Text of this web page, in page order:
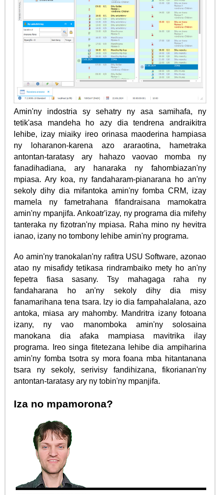
Amin'ny indostria sy sehatry ny asa samihafa, ny
tetik'asa mandeha ho azy dia tendrena andraikitra
lehibe, izay miaiky ireo orinasa maoderina hampiasa
ny loharanon-karena azo araraotina, hametraka
antontan-taratasy ary hahazo vaovao momba ny
fanadihadiana, ary hanaraka ny fahombiazan'ny
mpiasa. Ary koa, ny fandaharam-pianarana ho an'ny
sekoly dihy dia mifantoka amin'ny fomba CRM, izay
mamela ny fametrahana fifandraisana mamokatra
amin'ny mpanjifa. Ankoatr'izay, ny programa dia mifehy
tanteraka ny fizotran'ny mpiasa. Raha mino ny hevitra
ianao, izany no tombony lehibe amin'ny programa.
Ao amin'ny tranokalan'ny rafitra USU Software, azonao
atao ny misafidy tetikasa rindrambaiko mety ho an'ny
fepetra fiasa sasany. Tsy mahagaga raha ny
fandaharana ho an'ny sekoly dihy dia misy
fanamarihana tena tsara. Izy io dia fampahalalana, azo
antoka, miasa ary mahomby. Mandritra izany fotoana
izany, ny vao manomboka amin'ny solosaina
manokana dia afaka mampiasa mavitrika ilay
programa. Ireo singa fitetezana lehibe dia ampiharina
amin'ny fomba tsotra sy mora foana mba hitantanana
tsara ny sekoly, serivisy fandihizana, fikorianan'ny
antontan-taratasy ary ny tobin'ny mpanjifa.
Iza no mpamorona?